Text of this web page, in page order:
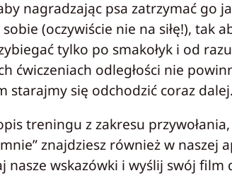
nagradzając psa zatrzymać go
(oczywiście nie na siłę!), tak
tylko po smakołyk i od
ćwiczeniach odległości nie
starajmy się odchodzić coraz dalej.
treningu z zakresu
znajdziesz również w naszej
nasze wskazówki i wyślij swój film